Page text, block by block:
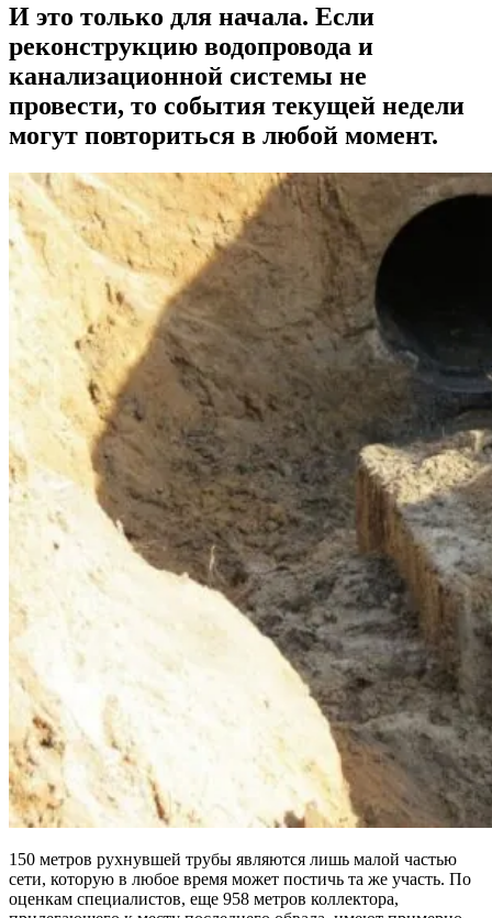
И это только для начала. Если
реконструкцию водопровода и
канализационной системы не
провести, то события текущей недели
могут повториться в любой момент.
150 метров рухнувшей трубы являются лишь малой частью
сети, которую в любое время может постичь та же участь. По
оценкам специалистов, еще 958 метров коллектора,